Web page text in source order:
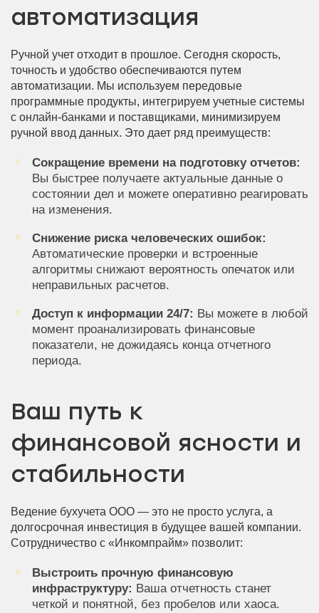
автоматизация
Ручной учет отходит в прошлое. Сегодня скорость,
точность и удобство обеспечиваются путем
автоматизации. Мы используем передовые
программные продукты, интегрируем учетные системы
с онлайн-банками и поставщиками, минимизируем
ручной ввод данных. Это дает ряд преимуществ:
Сокращение времени на подготовку отчетов:
Вы быстрее получаете актуальные данные о
состоянии дел и можете оперативно реагировать
на изменения.
Снижение риска человеческих ошибок:
Автоматические проверки и встроенные
алгоритмы снижают вероятность опечаток или
неправильных расчетов.
Доступ к информации 24/7: Вы можете в любой
момент проанализировать финансовые
показатели, не дожидаясь конца отчетного
периода.
Ваш путь к
финансовой ясности и
стабильности
Ведение бухучета ООО — это не просто услуга, а
долгосрочная инвестиция в будущее вашей компании.
Сотрудничество с «Инкомпрайм» позволит:
Выстроить прочную финансовую
инфраструктуру: Ваша отчетность станет
четкой и понятной, без пробелов или хаоса.